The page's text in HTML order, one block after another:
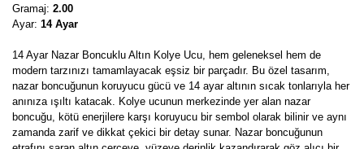
Gramaj: 2.00
Ayar: 14 Ayar
14 Ayar Nazar Boncuklu Altın Kolye Ucu, hem geleneksel hem de
modern tarzınızı tamamlayacak eşsiz bir parçadır. Bu özel tasarım,
nazar boncuğunun koruyucu gücü ve 14 ayar altının sıcak tonlarıyla her
anınıza ışıltı katacak. Kolye ucunun merkezinde yer alan nazar
boncuğu, kötü enerjilere karşı koruyucu bir sembol olarak bilinir ve aynı
zamanda zarif ve dikkat çekici bir detay sunar. Nazar boncuğunun